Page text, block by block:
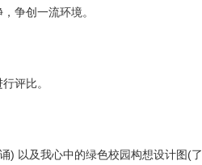
争创一流环境。
评比。
以及我心中的绿色校园构想设计图(了